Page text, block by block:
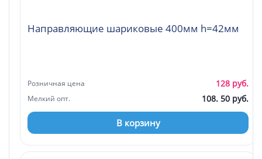
Направляющие шариковые 400мм h=42мм
Розничная цена 128 руб.
Мелкий опт. 108. 50 руб.
В корзину